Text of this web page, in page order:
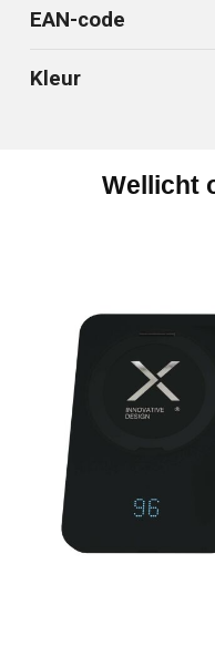
EAN-code
Kleur
Wellicht